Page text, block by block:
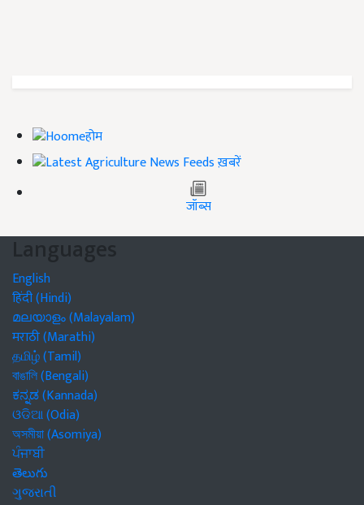
होम
ख़बरें
जॉब्स
Languages
English
हिंदी (Hindi)
മലയാളം (Malayalam)
मराठी (Marathi)
தமிழ் (Tamil)
বাঙালি (Bengali)
ಕನ್ನಡ (Kannada)
ଓଡିଆ (Odia)
অসমীয়া (Asomiya)
ਪੰਜਾਬੀ
తెలుగు
ગુજરાતી